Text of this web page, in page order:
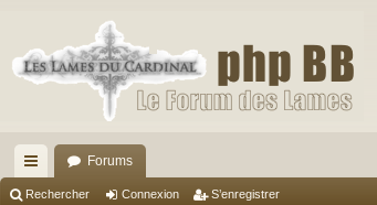
cc
Forums
Rechercher Connexion S’enregistrer